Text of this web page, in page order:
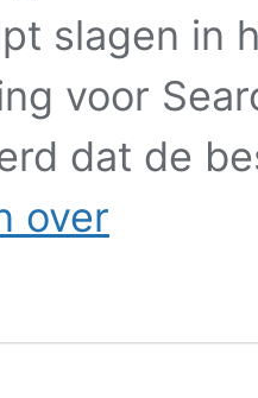
slagen in
voor
dat de
over